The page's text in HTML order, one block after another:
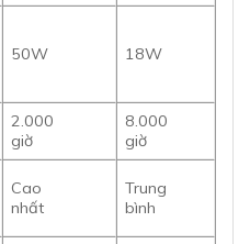
50W 18W
2.000
giờ
8.000
giờ
Cao
nhất
Trung
bình